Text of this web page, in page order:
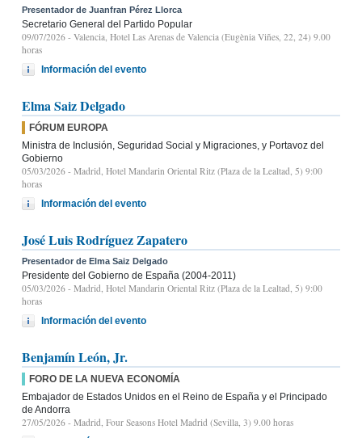
Presentador de Juanfran Pérez Llorca
Secretario General del Partido Popular
09/07/2026 - Valencia, Hotel Las Arenas de Valencia (Eugènia Viñes, 22, 24) 9.00
horas
Información del evento
Elma Saiz Delgado
FÓRUM EUROPA
Ministra de Inclusión, Seguridad Social y Migraciones, y Portavoz del
Gobierno
05/03/2026 - Madrid, Hotel Mandarin Oriental Ritz (Plaza de la Lealtad, 5) 9:00
horas
Información del evento
José Luis Rodríguez Zapatero
Presentador de Elma Saiz Delgado
Presidente del Gobierno de España (2004-2011)
05/03/2026 - Madrid, Hotel Mandarin Oriental Ritz (Plaza de la Lealtad, 5) 9:00
horas
Información del evento
Benjamín León, Jr.
FORO DE LA NUEVA ECONOMÍA
Embajador de Estados Unidos en el Reino de España y el Principado
de Andorra
27/05/2026 - Madrid, Four Seasons Hotel Madrid (Sevilla, 3) 9.00 horas